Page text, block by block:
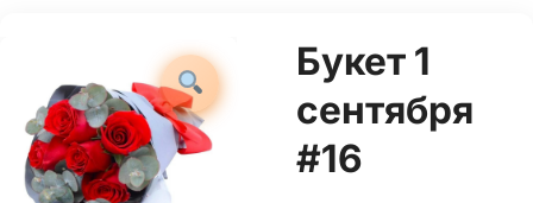
Букет 1
сентября
#16